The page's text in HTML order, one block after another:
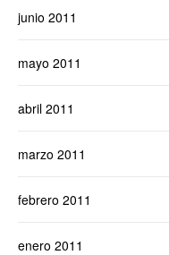
junio 2011
mayo 2011
abril 2011
marzo 2011
febrero 2011
enero 2011